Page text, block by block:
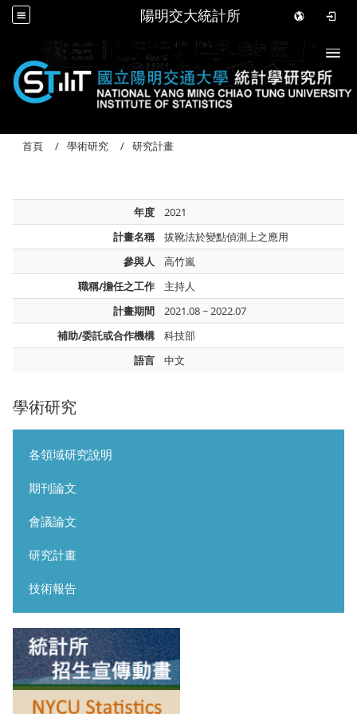
陽明交大統計所
學術研究
各領域研究說明
期刊論文
會議論文
研究計畫
技術報告
首頁 學術研究 研究計畫
年度
2021
計畫名稱
拔靴法於變點偵測上之應用
參與人
高竹嵐
職稱/擔任之工作
主持人
計畫期間
2021.08 ~ 2022.07
補助/委託或合作機構
科技部
語言
中文